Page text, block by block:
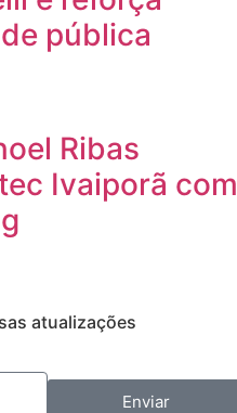
pública
Ribas
Ivaiporã com
atualizações
Enviar